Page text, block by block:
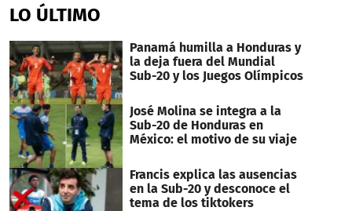
LO ÚLTIMO
Panamá humilla a Honduras y
la deja fuera del Mundial
Sub-20 y los Juegos Olímpicos
José Molina se integra a la
Sub-20 de Honduras en
México: el motivo de su viaje
Francis explica las ausencias
en la Sub-20 y desconoce el
tema de los tiktokers